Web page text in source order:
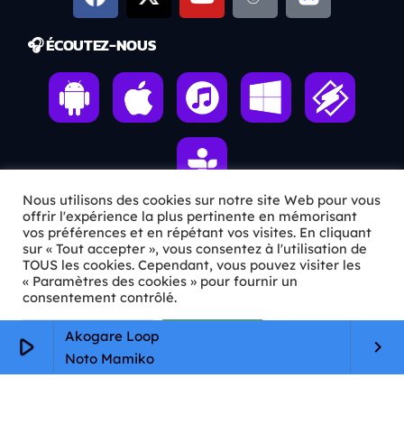
play_arrow
Akogare Loop
Noto Mamiko
keyboard_arrow_right
🎧 ÉCOUTEZ-NOUS
ℹ️ INFOS PRATIQUES
✉️Contact
🦊Qui sommes-nous ?
📄
Mentions légales
Nous utilisons des cookies sur notre site Web pour vous
offrir l'expérience la plus pertinente en mémorisant
vos préférences et en répétant vos visites. En cliquant
sur « Tout accepter », vous consentez à l'utilisation de
TOUS les cookies. Cependant, vous pouvez visiter les
« Paramètres des cookies » pour fournir un
consentement contrôlé.
Paramètres Cookie